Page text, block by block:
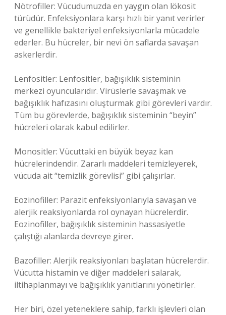
Nötrofiller: Vücudumuzda en yaygın olan lökosit
türüdür. Enfeksiyonlara karşı hızlı bir yanıt verirler
ve genellikle bakteriyel enfeksiyonlarla mücadele
ederler. Bu hücreler, bir nevi ön saflarda savaşan
askerlerdir.
Lenfositler: Lenfositler, bağışıklık sisteminin
merkezi oyuncularıdır. Virüslerle savaşmak ve
bağışıklık hafızasını oluşturmak gibi görevleri vardır.
Tüm bu görevlerde, bağışıklık sisteminin “beyin”
hücreleri olarak kabul edilirler.
Monositler: Vücuttaki en büyük beyaz kan
hücrelerindendir. Zararlı maddeleri temizleyerek,
vücuda ait “temizlik görevlisi” gibi çalışırlar.
Eozinofiller: Parazit enfeksiyonlarıyla savaşan ve
alerjik reaksiyonlarda rol oynayan hücrelerdir.
Eozinofiller, bağışıklık sisteminin hassasiyetle
çalıştığı alanlarda devreye girer.
Bazofiller: Alerjik reaksiyonları başlatan hücrelerdir.
Vücutta histamin ve diğer maddeleri salarak,
iltihaplanmayı ve bağışıklık yanıtlarını yönetirler.
Her biri, özel yeteneklere sahip, farklı işlevleri olan